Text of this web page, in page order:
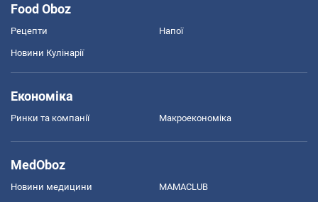
Food Oboz
Рецепти Напої
Новини Кулінарії
Економіка
Ринки та компанії Макроекономіка
MedOboz
Новини медицини MAMACLUB